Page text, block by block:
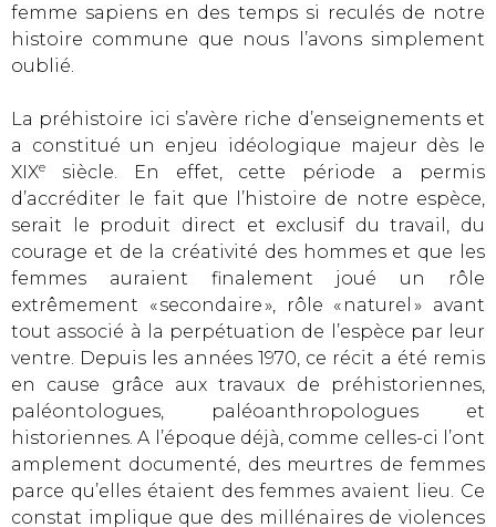
femme sapiens en des temps si reculés de notre
histoire commune que nous l’avons simplement
oublié.
La préhistoire ici s’avère riche d’enseignements et
a constitué un enjeu idéologique majeur dès le
XIXe
siècle. En effet, cette période a permis
d’accréditer le fait que l’histoire de notre espèce,
serait le produit direct et exclusif du travail, du
courage et de la créativité des hommes et que les
femmes auraient finalement joué un rôle
extrêmement « secondaire », rôle « naturel » avant
tout associé à la perpétuation de l’espèce par leur
ventre. Depuis les années 1970, ce récit a été remis
en cause grâce aux travaux de préhistoriennes,
paléontologues, paléoanthropologues et
historiennes. A l’époque déjà, comme celles-ci l’ont
amplement documenté, des meurtres de femmes
parce qu’elles étaient des femmes avaient lieu. Ce
constat implique que des millénaires de violences